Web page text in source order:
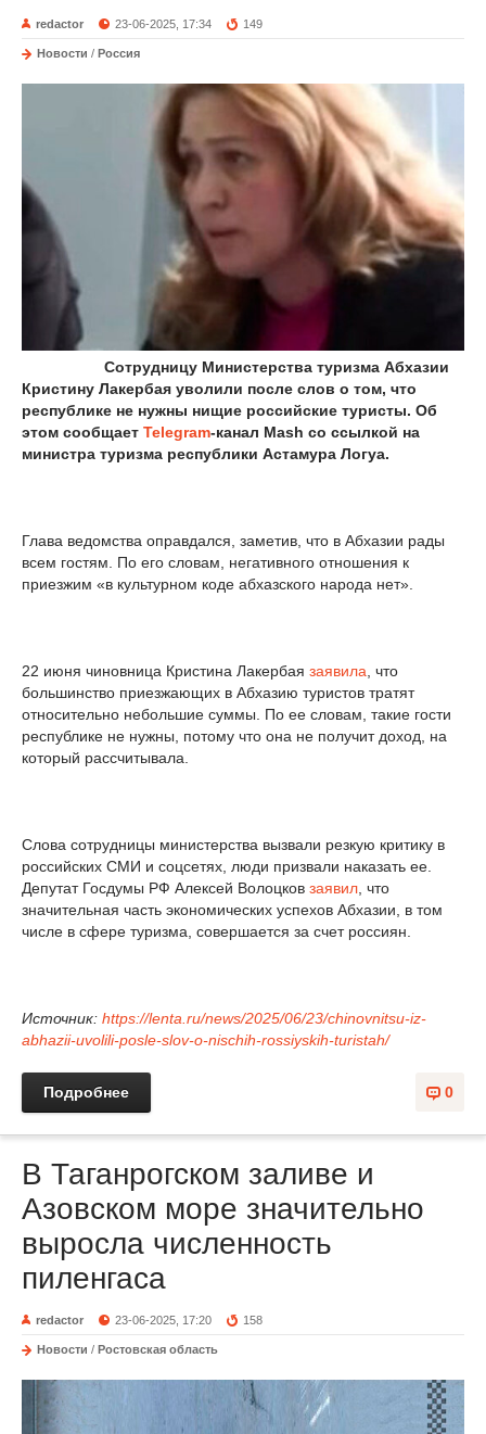
redactor 23-06-2025, 17:34 149
Новости / Россия
Сотрудницу Министерства туризма Абхазии
Кристину Лакербая уволили после слов о том, что
республике не нужны нищие российские туристы. Об
этом сообщает Telegram-канал Mash со ссылкой на
министра туризма республики Астамура Логуа.
Глава ведомства оправдался, заметив, что в Абхазии рады
всем гостям. По его словам, негативного отношения к
приезжим «в культурном коде абхазского народа нет».
22 июня чиновница Кристина Лакербая заявила , что
большинство приезжающих в Абхазию туристов тратят
относительно небольшие суммы. По ее словам, такие гости
республике не нужны, потому что она не получит доход, на
который рассчитывала.
Слова сотрудницы министерства вызвали резкую критику в
российских СМИ и соцсетях, люди призвали наказать ее.
Депутат Госдумы РФ Алексей Волоцков заявил , что
значительная часть экономических успехов Абхазии, в том
числе в сфере туризма, совершается за счет россиян.
Источник: https://lenta.ru/news/2025/06/23/chinovnitsu-iz-
abhazii-uvolili-posle-slov-o-nischih-rossiyskih-turistah/
0
Подробнее
В Таганрогском заливе и
Азовском море значительно
выросла численность
пиленгаса
redactor 23-06-2025, 17:20 158
Новости / Ростовская область